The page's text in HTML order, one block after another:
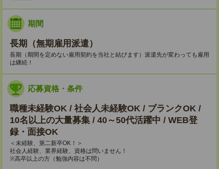
期間
長期（無期雇用派遣）
長期（期間を定めない雇用契約を当社と結びます）派遣先が変わっても雇用
は継続！
応募資格・条件
職種未経験OK / 社会人未経験OK / ブランクOK /
10名以上の大量募集 / 40～50代活躍中 / WEB登
録・面接OK
＜未経験、第二新卒OK！＞
社会人経験、業界経験、資格は問いません！
※高卒以上の方（勉強内容は不問）